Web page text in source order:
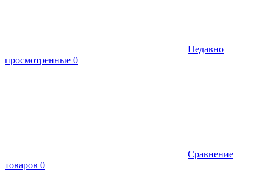
Недавно
просмотренные 0
Сравнение
товаров 0